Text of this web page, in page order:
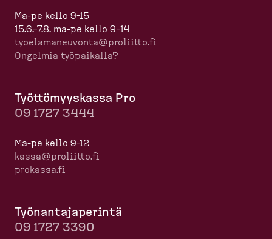
Ma-pe kello 9-15
15.6.–7.8. ma-pe kello 9–14
tyoela­ma­neuvonta@proliitto.fi
Ongelmia työpaikalla?
Työttö­myyskassa Pro
09 1727 3444
Ma-pe kello 9-12
kassa@proliitto.fi
prokassa.fi
Työnan­ta­ja­perintä
09 1727 3390